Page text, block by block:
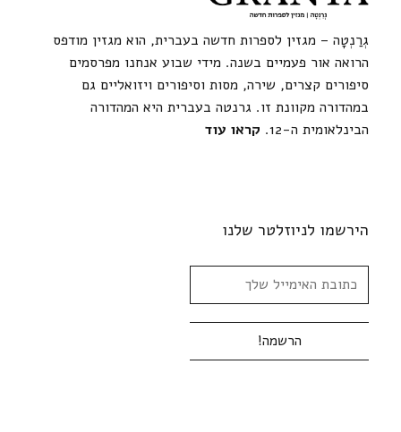
גְרַנְטָה – מגזין לספרות חדשה בעברית, הוא מגזין מודפס
הרואה אור פעמיים בשנה. מידי שבוע אנחנו מפרסמים
סיפורים קצרים, שירה, מסות וסיפורים ויזואליים גם
במהדורה מקוונת זו. גרנטה בעברית היא המהדורה
הבינלאומית ה-12.
קראו עוד
הירשמו לניוזלטר שלנו